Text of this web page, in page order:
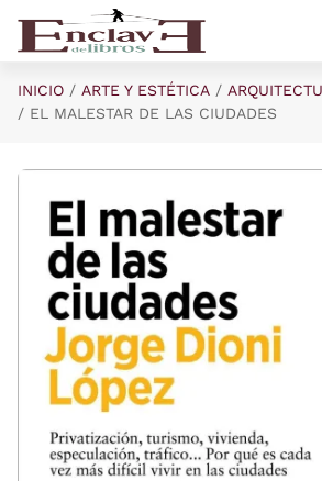
Saltar al contenido principal
INICIO ARTE Y ESTÉTICA
EL MALESTAR DE LAS CIUDADES